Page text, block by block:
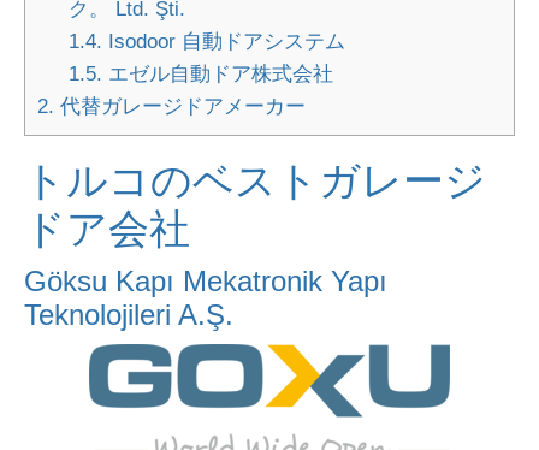
ク。 Ltd. Şti.
1.4. Isodoor 自動ドアシステム
1.5. エゼル自動ドア株式会社
2. 代替ガレージドアメーカー
トルコのベストガレージ
ドア会社
Göksu Kapı Mekatronik Yapı
Teknolojileri A.Ş.